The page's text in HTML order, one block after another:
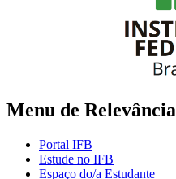
Menu de Relevância
Portal IFB
Estude no IFB
Espaço do/a Estudante